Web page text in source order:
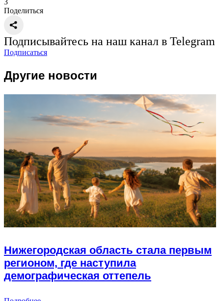
3
Поделиться
Подписывайтесь на наш канал в Telegram
Подписаться
Другие новости
Нижегородская область стала первым
регионом, где наступила
демографическая оттепель